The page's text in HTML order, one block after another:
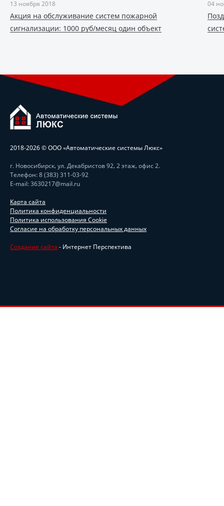
13 ноября 2018
Акция на обслуживание систем пожарной
сигнализации: 1000 руб/месяц один объект
04
2018-2026 © ООО «Автоматические системы Люкс»
г. Новосибирск, ул. Декабристов 92, 2 этаж, офис 2.
Телефон: 8 (383) 311-03-92
E-mail: 3630217@mail.ru
Карта сайта
Политика конфиденциальности
Политика использования Cookie
Согласие на обработку персональных данных
Создание сайта - Интернет Перспектива